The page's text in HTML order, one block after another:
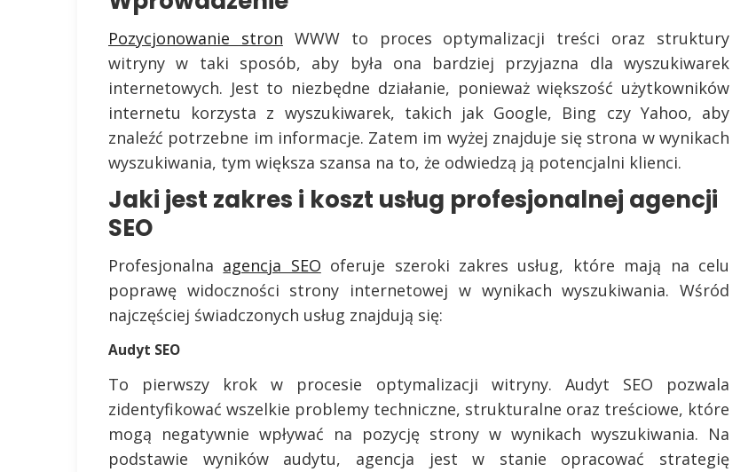
Pozycjonowanie stron WWW to proces optymalizacji treści oraz struktury
witryny w taki sposób, aby była ona bardziej przyjazna dla wyszukiwarek
internetowych. Jest to niezbędne działanie, ponieważ większość użytkowników
internetu korzysta z wyszukiwarek, takich jak Google, Bing czy Yahoo, aby
znaleźć potrzebne im informacje. Zatem im wyżej znajduje się strona w wynikach
wyszukiwania, tym większa szansa na to, że odwiedzą ją potencjalni klienci.
Jaki jest zakres i koszt usług profesjonalnej agencji
SEO
Profesjonalna agencja SEO oferuje szeroki zakres usług, które mają na celu
poprawę widoczności strony internetowej w wynikach wyszukiwania. Wśród
najczęściej świadczonych usług znajdują się:
Audyt SEO
To pierwszy krok w procesie optymalizacji witryny. Audyt SEO pozwala
zidentyfikować wszelkie problemy techniczne, strukturalne oraz treściowe, które
mogą negatywnie wpływać na pozycję strony w wynikach wyszukiwania. Na
podstawie wyników audytu, agencja jest w stanie opracować strategię